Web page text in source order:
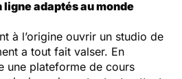
ligne adaptés au monde
à l’origine ouvrir un studio de
a tout fait valser. En
une plateforme de cours